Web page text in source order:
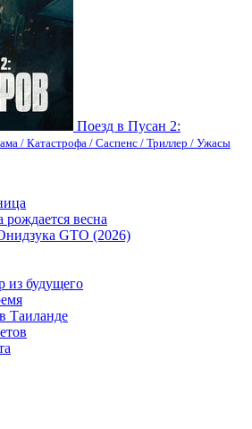
Поезд в Пусан 2:
/ Катастрофа / Саспенс / Триллер / Ужасы
весна
GTO (2026)
из будущего
Таиланде